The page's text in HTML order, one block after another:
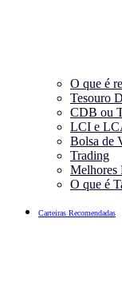
O que é
Tesouro
CDB ou
LCI e
Bolsa de
Trading
Melhores
O que é
Carteiras Recomendadas